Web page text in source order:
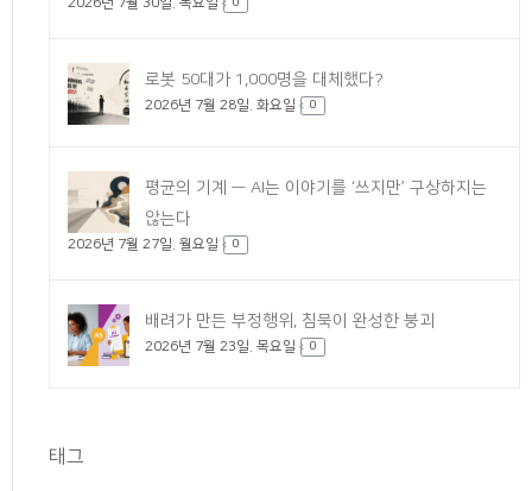
0
로봇 50대가 1,000명을 대체했다?
2026년 7월 28일. 화요일 0
평균의 기계 — AI는 이야기를 ‘쓰지만’ 구상하지는
않는다
2026년 7월 27일. 월요일 0
배려가 만든 부정행위, 침묵이 완성한 붕괴
2026년 7월 23일. 목요일 0
태그